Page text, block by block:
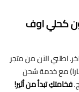
كحلي اوف
اطلبي الآن من متجر
مع خدمة شحن
فخامتكِ تبدأ من أثير!